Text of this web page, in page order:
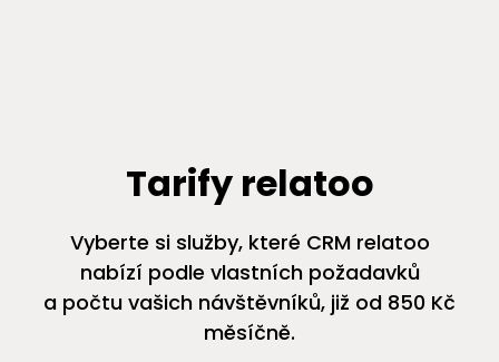
Tarify relatoo
Vyberte si služby, které CRM relatoo
nabízí podle vlastních požadavků
a počtu vašich návštěvníků, již od 850 Kč
měsíčně.